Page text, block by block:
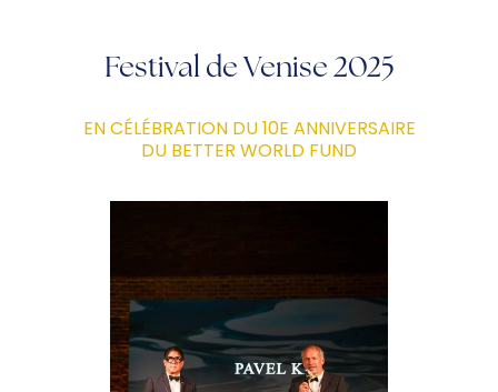
Festival de Venise 2025
EN CÉLÉBRATION DU 10E ANNIVERSAIRE
DU BETTER WORLD FUND